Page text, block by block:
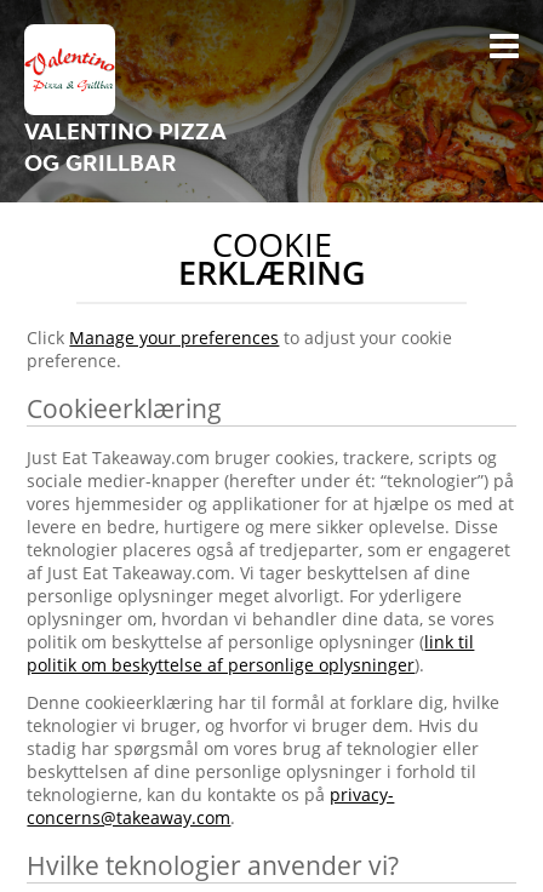
VALENTINO PIZZA
OG GRILLBAR
COOKIE
ERKLÆRING
Click Manage your preferences to adjust your cookie
preference.
Cookieerklæring
Just Eat Takeaway.com bruger cookies, trackere, scripts og
sociale medier-knapper (herefter under ét: “teknologier”) på
vores hjemmesider og applikationer for at hjælpe os med at
levere en bedre, hurtigere og mere sikker oplevelse. Disse
teknologier placeres også af tredjeparter, som er engageret
af Just Eat Takeaway.com. Vi tager beskyttelsen af dine
personlige oplysninger meget alvorligt. For yderligere
oplysninger om, hvordan vi behandler dine data, se vores
politik om beskyttelse af personlige oplysninger (link til
politik om beskyttelse af personlige oplysninger).
Denne cookieerklæring har til formål at forklare dig, hvilke
teknologier vi bruger, og hvorfor vi bruger dem. Hvis du
stadig har spørgsmål om vores brug af teknologier eller
beskyttelsen af dine personlige oplysninger i forhold til
teknologierne, kan du kontakte os på privacy-
concerns@takeaway.com.
Hvilke teknologier anvender vi?